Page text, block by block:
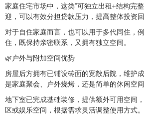
家庭住宅市场中，这类“可独立出租+结构完
迎，可以有效分担贷款压力，提高整体投资回
对于自住家庭而言，也可以用于多代同住，
住，既保持亲密联系，又拥有独立空间。
🌿户外与附加空间优势
房屋后方拥有已铺设砖面的宽敞后院，维护
是家庭聚会、户外烧烤，还是简单的休闲空间
地下室已完成基础装修，提供额外可用空间
区或娱乐空间，根据需求灵活调整使用方式。